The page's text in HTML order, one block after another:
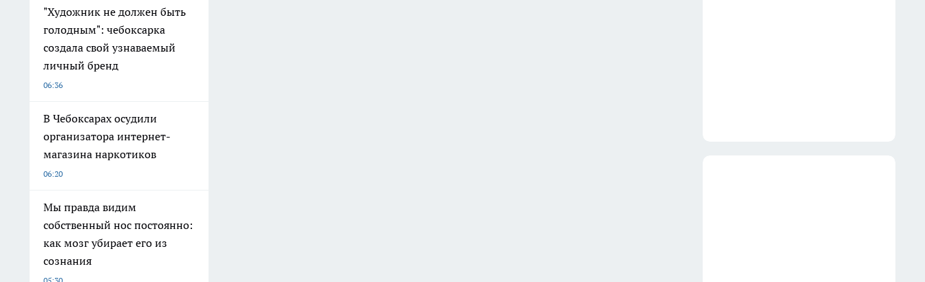
"Художник не должен быть
голодным": чебоксарка
создала свой узнаваемый
личный бренд
06:36
В Чебоксарах осудили
организатора интернет-
магазина наркотиков
06:20
Мы правда видим
собственный нос постоянно:
как мозг убирает его из
сознания